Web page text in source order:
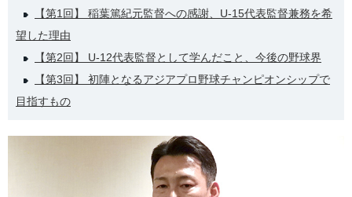
【第1回】 稲葉篤紀元監督への感謝、U-15代表監督兼務を希
望した理由
【第2回】 U-12代表監督として学んだこと、今後の野球界
【第3回】 初陣となるアジアプロ野球チャンピオンシップで
目指すもの